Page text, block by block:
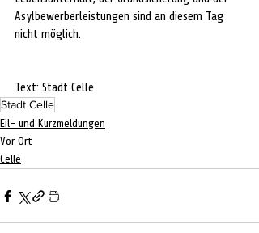
Asylbewerberleistungen sind an diesem Tag
nicht möglich.
Text: Stadt Celle
Stadt Celle
Eil- und Kurzmeldungen
Vor Ort
Celle